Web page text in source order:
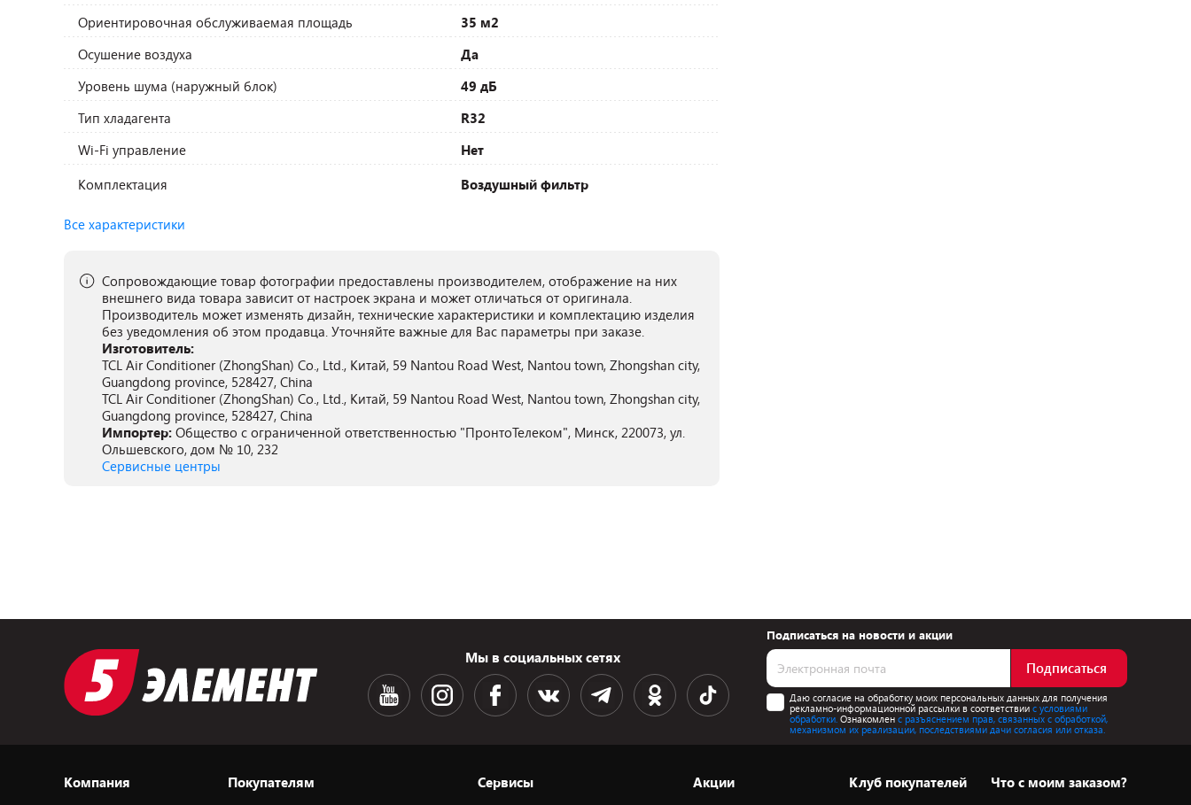
Ориентировочная обслуживаемая площадь
35 м2
Осушение воздуха
Да
Уровень шума (наружный блок)
49 дБ
Тип хладагента
R32
Wi-Fi управление
Нет
Комплектация
Воздушный фильтр
Все характеристики
Сопровождающие товар фотографии предоставлены производителем, отображение на них
внешнего вида товара зависит от настроек экрана и может отличаться от оригинала.
Производитель может изменять дизайн, технические характеристики и комплектацию изделия
без уведомления об этом продавца. Уточняйте важные для Вас параметры при заказе.
Изготовитель:
TCL Air Conditioner (ZhongShan) Co., Ltd., Китай, 59 Nantou Road West, Nantou town, Zhongshan city,
Guangdong province, 528427, China
TCL Air Conditioner (ZhongShan) Co., Ltd., Китай, 59 Nantou Road West, Nantou town, Zhongshan city,
Guangdong province, 528427, China
Импортер: Общество с ограниченной ответственностью "ПронтоТелеком", Минск, 220073, ул.
Ольшевского, дом № 10, 232
Сервисные центры
Мы в социальных сетях
Подписаться на новости и акции
Подписаться
Даю согласие на обработку моих персональных данных для получения
рекламно-информационной рассылки в соответствиис условиями
обработки. Ознакомлен с разъяснением прав, связанных с обработкой,
механизмом их реализации, последствиями дачи согласия или отказа.
Компания Покупателям Сервисы Акции
Клуб покупателей
Что с моим заказом?